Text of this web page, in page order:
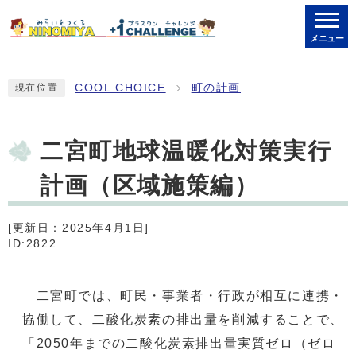
メニュー
現在位置 COOL CHOICE 町の計画
二宮町地球温暖化対策実行
計画（区域施策編）
[更新日：2025年4月1日]
ID:2822
二宮町では、町民・事業者・行政が相互に連携・
協働して、二酸化炭素の排出量を削減することで、
「2050年までの二酸化炭素排出量実質ゼロ（ゼロ